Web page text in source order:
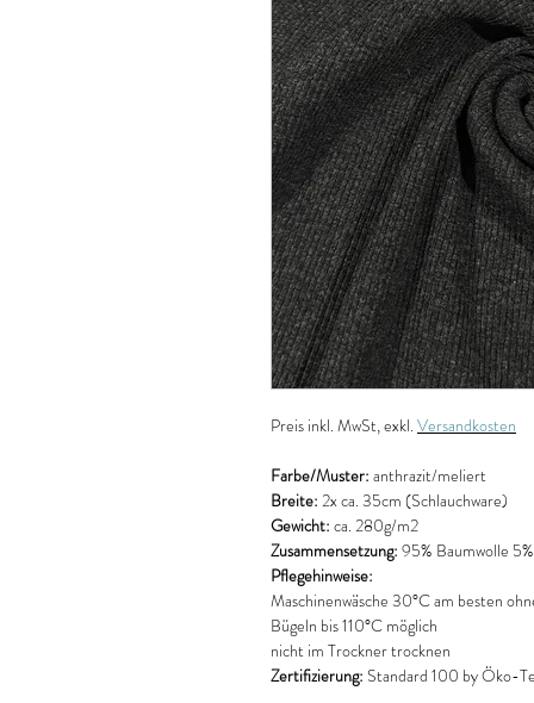
Preis inkl. MwSt, exkl. Versandkosten
Farbe/Muster: anthrazit/meliert
Breite: 2x ca. 35cm (Schlauchware)
Gewicht: ca. 280g/m2
Zusammensetzung: 95% Baumwolle
Pflegehinweise:
Maschinenwäsche 30°C am besten
Bügeln bis 110°C möglich
nicht im Trockner trocknen
Zertifizierung: Standard 100 by Öko-